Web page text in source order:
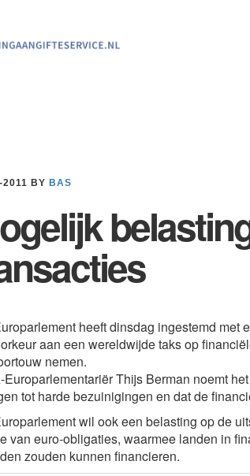
2011 BY BAS
heeft dinsdag ingestemd met
aan een wereldwijde taks op
nemen.
Europarlementariër Thijs Berman noemt
tot harde bezuinigingen en dat de
wil ook een belasting op de
van euro-obligaties, waarmee landen in
zouden kunnen financieren.